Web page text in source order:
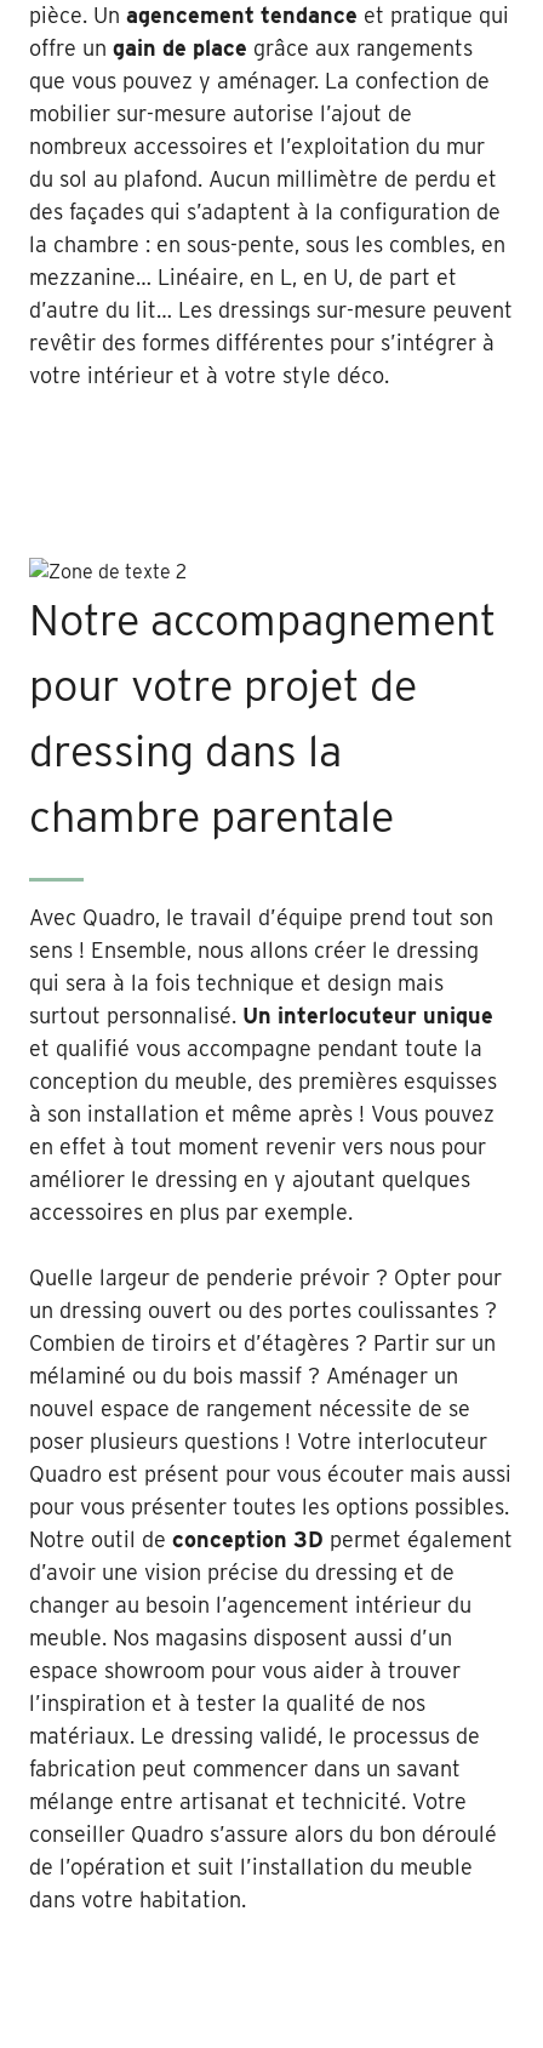
pièce. Un agencement tendance et pratique qui
offre un gain de place grâce aux rangements
que vous pouvez y aménager. La confection de
mobilier sur-mesure autorise l’ajout de
nombreux accessoires et l’exploitation du mur
du sol au plafond. Aucun millimètre de perdu et
des façades qui s’adaptent à la configuration de
la chambre : en sous-pente, sous les combles, en
mezzanine… Linéaire, en L, en U, de part et
d’autre du lit… Les dressings sur-mesure peuvent
revêtir des formes différentes pour s’intégrer à
votre intérieur et à votre style déco.
Notre accompagnement
pour votre projet de
dressing dans la
chambre parentale
Avec Quadro, le travail d’équipe prend tout son
sens ! Ensemble, nous allons créer le dressing
qui sera à la fois technique et design mais
surtout personnalisé. Un interlocuteur unique
et qualifié vous accompagne pendant toute la
conception du meuble, des premières esquisses
à son installation et même après ! Vous pouvez
en effet à tout moment revenir vers nous pour
améliorer le dressing en y ajoutant quelques
accessoires en plus par exemple.
Quelle largeur de penderie prévoir ? Opter pour
un dressing ouvert ou des portes coulissantes ?
Combien de tiroirs et d’étagères ? Partir sur un
mélaminé ou du bois massif ? Aménager un
nouvel espace de rangement nécessite de se
poser plusieurs questions ! Votre interlocuteur
Quadro est présent pour vous écouter mais aussi
pour vous présenter toutes les options possibles.
Notre outil de conception 3D permet également
d’avoir une vision précise du dressing et de
changer au besoin l’agencement intérieur du
meuble. Nos magasins disposent aussi d’un
espace showroom pour vous aider à trouver
l’inspiration et à tester la qualité de nos
matériaux. Le dressing validé, le processus de
fabrication peut commencer dans un savant
mélange entre artisanat et technicité. Votre
conseiller Quadro s’assure alors du bon déroulé
de l’opération et suit l’installation du meuble
dans votre habitation.